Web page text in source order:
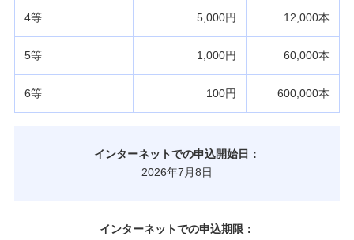
4等 5,000円 12,000本
5等 1,000円 60,000本
6等 100円 600,000本
インターネットでの申込開始日：
2026年7月8日
インターネットでの申込期限：